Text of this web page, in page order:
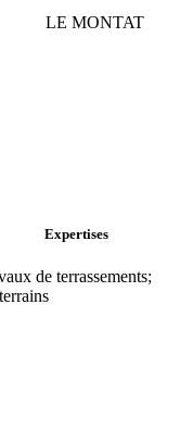
LE MONTAT
Expertises
de terrassements;